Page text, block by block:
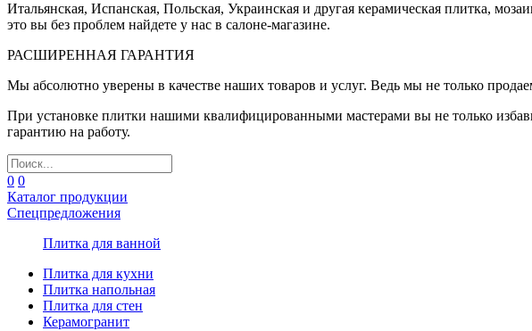
Итальянская, Испанская, Польская, Украинская и другая керамическая плитка,
это вы без проблем найдете у нас в салоне-магазине.
РАСШИРЕННАЯ ГАРАНТИЯ
Мы абсолютно уверены в качестве наших товаров и услуг. Ведь мы не только
При установке плитки нашими квалифицированными мастерами вы не только
гарантию на работу.
0 0
Каталог продукции
Спецпредложения
Плитка для ванной
Плитка для кухни
Плитка напольная
Плитка для стен
Керамогранит